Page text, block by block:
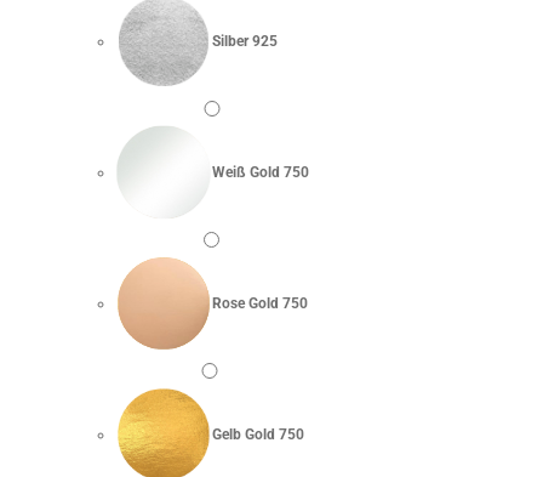
Silber 925
Weiß Gold 750
Rose Gold 750
Gelb Gold 750